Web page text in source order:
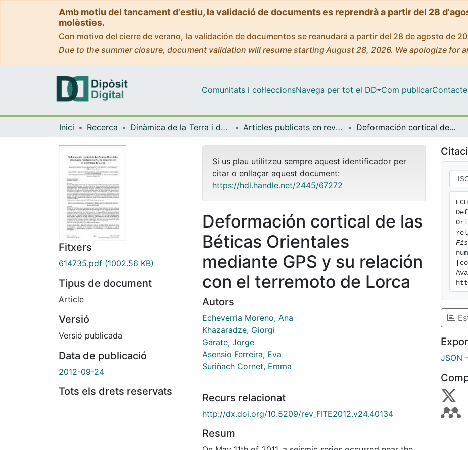
Amb motiu del tancament d'estiu, la validació de documents es reprendrà a partir del 28
molèsties.
Con motivo del cierre de verano, la validación de documentos se reanudará a partir del 28 de agosto de
Due to the summer closure, document validation will resume starting August 28, 2026. We apologize for
Comunitats i col·leccionsNavega per tot el DD Com publicarContacte
Inici Recerca Dinàmica de la Terra i de l'Oceà Articles publicats en revistes (Dinàmica de la Terra i l'Oceà) Deformación cortical de las Béticas Orientales mediante GPS y su relación con el terremoto de Lorca
Fitxers
614735.pdf (1002.56 KB)
Tipus de document
Article
Versió
Versió publicada
Data de publicació
2012-09-24
Tots els drets reservats
Si us plau utilitzeu sempre aquest identificador per
citar o enllaçar aquest document:
https://hdl.handle.net/2445/67272
Deformación cortical de las
Béticas Orientales
mediante GPS y su relación
con el terremoto de Lorca
Autors
Echeverria Moreno, Ana
Khazaradze, Giorgi
Gárate, Jorge
Asensio Ferreira, Eva
Suriñach Cornet, Emma
Recurs relacionat
http://dx.doi.org/10.5209/rev_FITE2012.v24.40134
Resum
JSON -